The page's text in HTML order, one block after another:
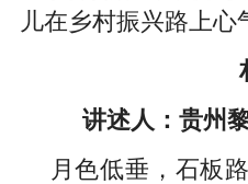
儿在乡村振兴路上心
讲述人：贵州
月色低垂，石板